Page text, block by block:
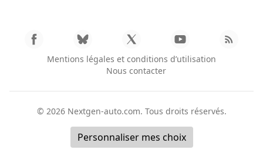
Mentions légales et conditions d’utilisation
Nous contacter
© 2026 Nextgen-auto.com. Tous droits réservés.
Personnaliser mes choix